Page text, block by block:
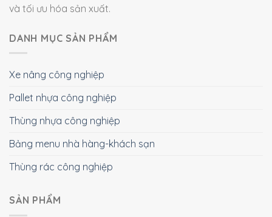
và tối ưu hóa sản xuất.
DANH MỤC SẢN PHẨM
Xe nâng công nghiệp
Pallet nhựa công nghiệp
Thùng nhựa công nghiệp
Bảng menu nhà hàng-khách sạn
Thùng rác công nghiệp
SẢN PHẨM